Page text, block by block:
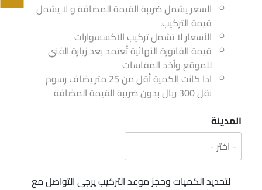
السعر يشمل ضريبة القيمة المضافة و لا يشمل
قيمة التركيب.
الأسعار لا تشمل تركيب الاكسسوارات
قيمة الفاتورة النهائية تُعتمد بعد زيارة الفني
للموقع وأخذ المقاسات
اذا كانت الكمية أقل من 25 متر يضاف رسوم
نقل 300 ريال بدون ضريبة القيمة المضافة
المدينة
لتحديد الكميات وحجز موعد التركيب يرجى التواصل مع